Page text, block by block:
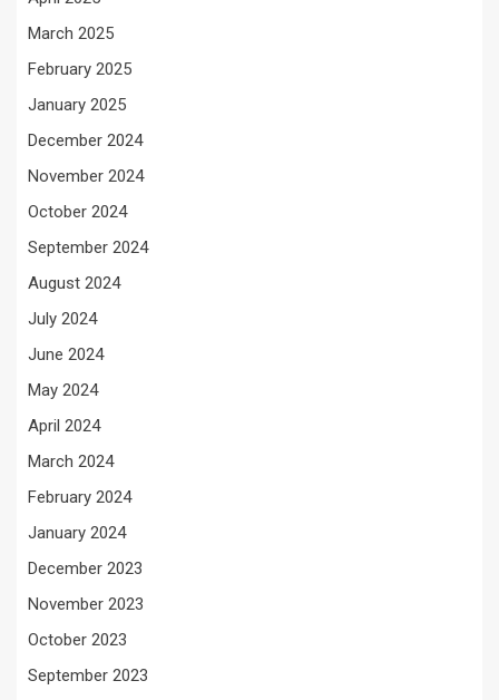
March 2025
February 2025
January 2025
December 2024
November 2024
October 2024
September 2024
August 2024
July 2024
June 2024
May 2024
April 2024
March 2024
February 2024
January 2024
December 2023
November 2023
October 2023
September 2023